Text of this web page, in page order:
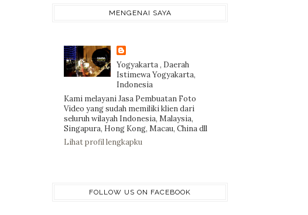
MENGENAI SAYA
Yogyakarta , Daerah
Istimewa Yogyakarta,
Indonesia
Kami melayani Jasa Pembuatan Foto
Video yang sudah memiliki klien dari
seluruh wilayah Indonesia, Malaysia,
Singapura, Hong Kong, Macau, China dll
Lihat profil lengkapku
FOLLOW US ON FACEBOOK